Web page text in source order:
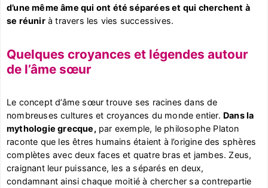
d’une même âme qui ont été séparées et qui cherchent à
se réunirà travers les vies successives.
Quelques croyances et légendes autour
de l’âme sœur
Le concept d’âme sœur trouve ses racines dans de
nombreuses cultures et croyances du monde entier. Dans la
mythologie grecque, par exemple, le philosophe Platon
raconte que les êtres humains étaient à l’origine des sphères
complètes avec deux faces et quatre bras et jambes. Zeus,
craignant leur puissance, les a séparés en deux,
condamnant ainsi chaque moitié à chercher sa contrepartie